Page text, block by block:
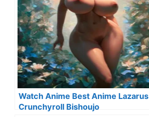
Watch Anime Best Anime Lazarus
Crunchyroll Bishoujo